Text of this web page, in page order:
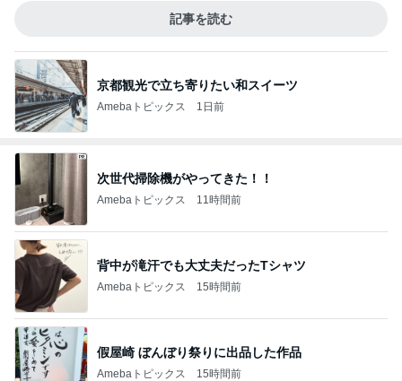
記事を読む
京都観光で立ち寄りたい和スイーツ
Amebaトピックス 1日前
次世代掃除機がやってきた！！
Amebaトピックス 11時間前
背中が滝汗でも大丈夫だったTシャツ
Amebaトピックス 15時間前
假屋崎 ぼんぼり祭りに出品した作品
Amebaトピックス 15時間前